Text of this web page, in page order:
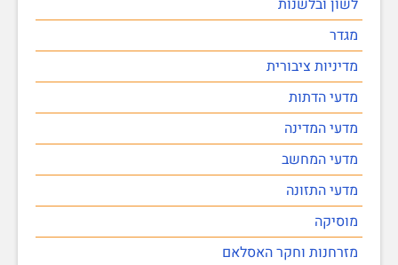
לשון ובלשנות
מגדר
מדיניות ציבורית
מדעי הדתות
מדעי המדינה
מדעי המחשב
מדעי התזונה
מוסיקה
מזרחנות וחקר האסלאם